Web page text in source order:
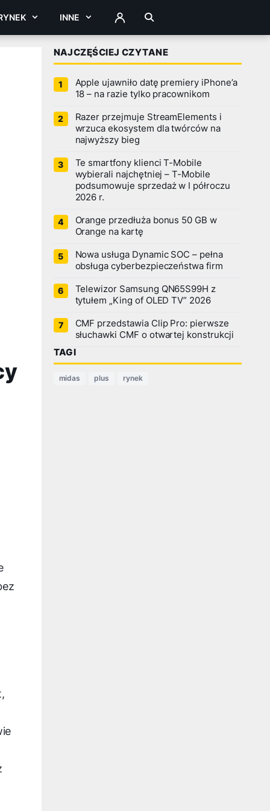
INNE ZALOGUJ
NAJCZĘŚCIEJ CZYTANE
Apple ujawniło datę premiery iPhone’a
18 – na razie tylko pracownikom
Razer przejmuje StreamElements i
wrzuca ekosystem dla twórców na
najwyższy bieg
Te smartfony klienci T-Mobile
wybierali najchętniej – T-Mobile
podsumowuje sprzedaż w I półroczu
2026 r.
Orange przedłuża bonus 50 GB w
Orange na kartę
Nowa usługa Dynamic SOC – pełna
obsługa cyberbezpieczeństwa firm
Telewizor Samsung QN65S99H z
tytułem „King of OLED TV” 2026
CMF przedstawia Clip Pro: pierwsze
słuchawki CMF o otwartej konstrukcji
TAGI
midas plus rynek